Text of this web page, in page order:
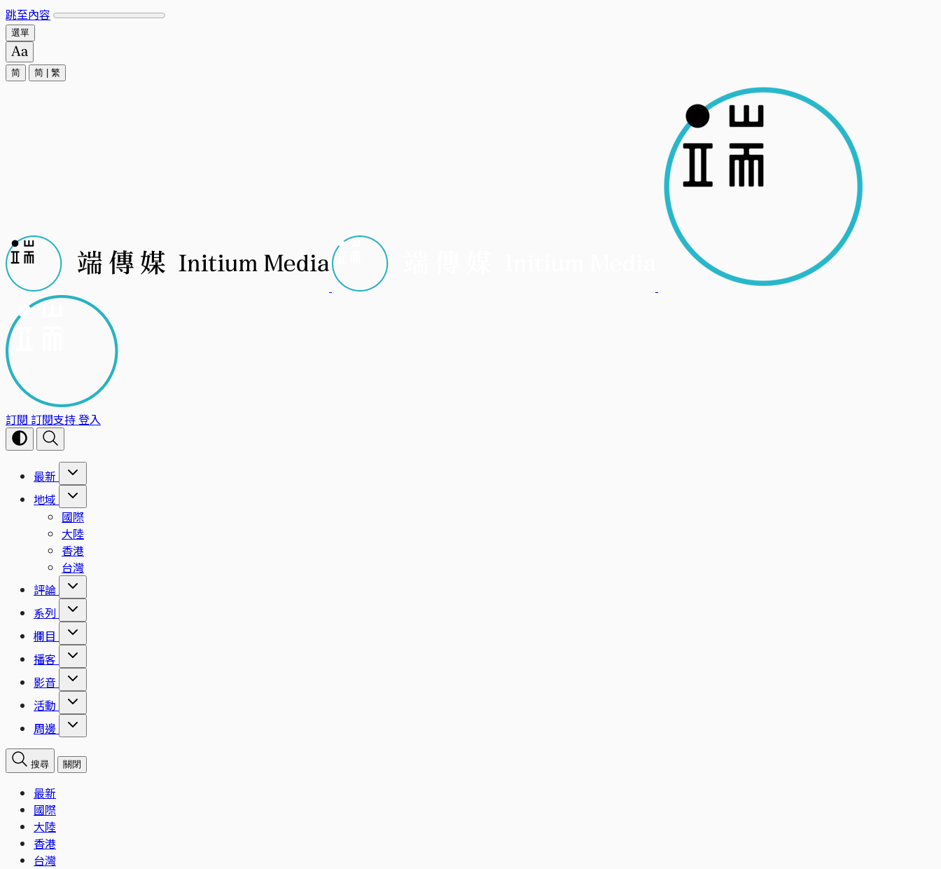
跳至內容
選單
简 简 繁
訂閱 訂閱支持登入
最新
地域
國際
大陸
香港
台灣
評論
系列
欄目
播客
影音
活動
周邊
搜尋 關閉
最新
國際
大陸
香港
台灣